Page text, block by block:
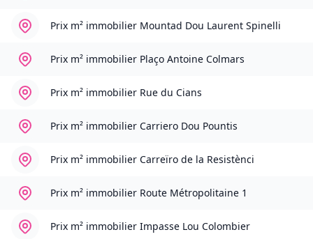
Prix m² immobilier Mountad Dou Laurent Spinelli
Prix m² immobilier Plaço Antoine Colmars
Prix m² immobilier Rue du Cians
Prix m² immobilier Carriero Dou Pountis
Prix m² immobilier Carreïro de la Resistènci
Prix m² immobilier Route Métropolitaine 1
Prix m² immobilier Impasse Lou Colombier